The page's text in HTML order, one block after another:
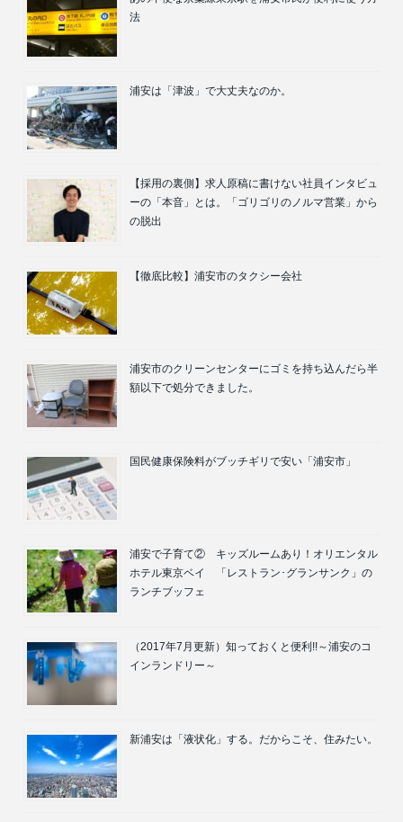
法
浦安は「津波」で大丈夫なのか。
【採用の裏側】求人原稿に書けない社員インタビュ
ーの「本音」とは。「ゴリゴリのノルマ営業」から
の脱出
【徹底比較】浦安市のタクシー会社
浦安市のクリーンセンターにゴミを持ち込んだら半
額以下で処分できました。
国民健康保険料がブッチギリで安い「浦安市」
浦安で子育て② キッズルームあり！オリエンタル
ホテル東京ベイ 「レストラン･グランサンク」の
ランチブッフェ
（2017年7月更新）知っておくと便利!!～浦安のコ
インランドリー～
新浦安は「液状化」する。だからこそ、住みたい。